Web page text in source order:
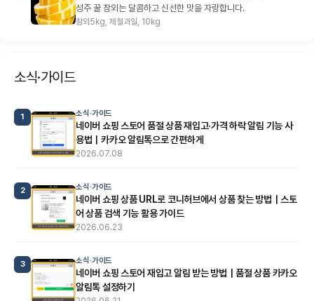
성주 꿀 참외는 달콤하고 신선한 맛을 자랑합니다.
참외5kg, 제철과일, 10kg
소식·가이드
1 소식·가이드
네이버 쇼핑 스토어 품절 상품 재입고·가격 하락 알림 기능 사
용법｜카카오 알림톡으로 간편하게
2026.07.08
2 소식·가이드
네이버 쇼핑 상품 URL로 코니허브에서 상품 찾는 방법｜스토
어 상품 검색 기능 활용 가이드
2026.06.23
3 소식·가이드
네이버 쇼핑 스토어 재입고 알림 받는 방법｜품절 상품 카카오
알림톡 설정하기